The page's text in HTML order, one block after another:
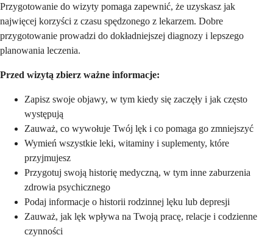
Przygotowanie do wizyty pomaga zapewnić, że uzyskasz jak
najwięcej korzyści z czasu spędzonego z lekarzem. Dobre
przygotowanie prowadzi do dokładniejszej diagnozy i lepszego
planowania leczenia.
Przed wizytą zbierz ważne informacje:
Zapisz swoje objawy, w tym kiedy się zaczęły i jak często
występują
Zauważ, co wywołuje Twój lęk i co pomaga go zmniejszyć
Wymień wszystkie leki, witaminy i suplementy, które
przyjmujesz
Przygotuj swoją historię medyczną, w tym inne zaburzenia
zdrowia psychicznego
Podaj informacje o historii rodzinnej lęku lub depresji
Zauważ, jak lęk wpływa na Twoją pracę, relacje i codzienne
czynności